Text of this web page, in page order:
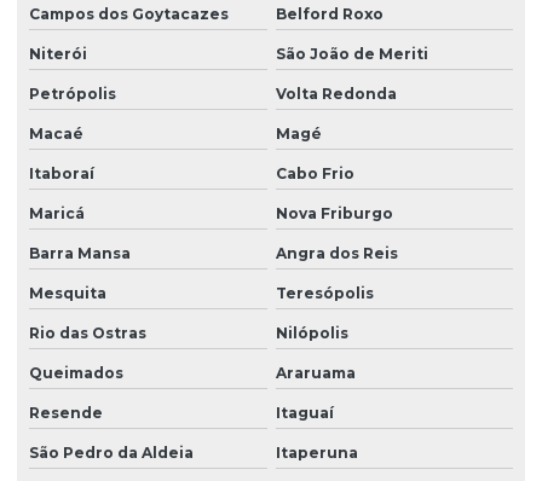
Ensaio geofísico
Ensaio geotécnico
Ensaio de sondagem do solo
Ensaios geotécnicos de laboratório
Ensaios laboratoriais de solos
Estudo de erosão
Estudo de solos
Gestão de áreas contaminadas
Investigação ambiental confirmatória
Investigação ambiental detalhada
Campos dos Goytacazes Belford Roxo
Niterói São João de Meriti
Petrópolis Volta Redonda
Macaé Magé
Itaboraí Cabo Frio
Maricá Nova Friburgo
Barra Mansa Angra dos Reis
Mesquita Teresópolis
Rio das Ostras Nilópolis
Queimados Araruama
Resende Itaguaí
São Pedro da Aldeia Itaperuna